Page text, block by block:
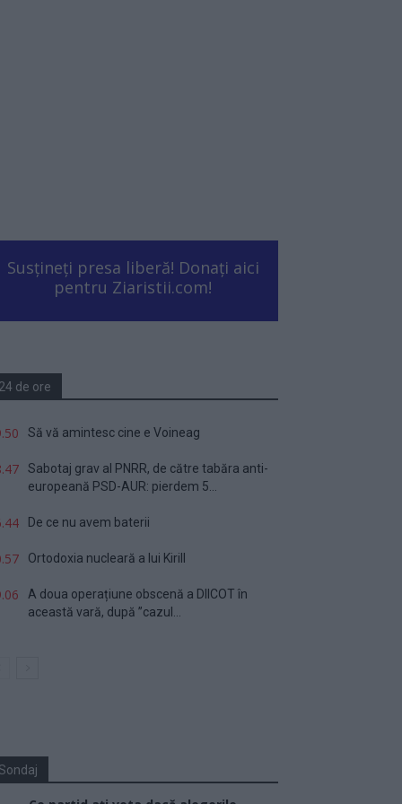
Susțineți presa liberă! Donați aici
pentru Ziaristii.com!
24 de ore
Să vă amintesc cine e Voineag
Sabotaj grav al PNRR, de către tabăra anti-
europeană PSD-AUR: pierdem 5...
De ce nu avem baterii
Ortodoxia nucleară a lui Kirill
A doua operațiune obscenă a DIICOT în
această vară, după ”cazul...